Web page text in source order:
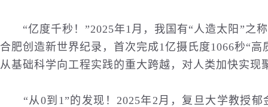
“亿度千秒！”2025年1月，我国有“人造太阳”之
合肥创造新世界纪录，首次完成1亿摄氏度1066秒“
从基础科学向工程实践的重大跨越，对人类加快实现
“从0到1”的发现！2025年2月，复旦大学教授郁